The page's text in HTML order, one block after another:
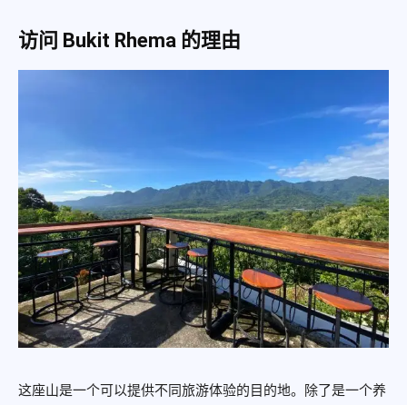
访问 Bukit Rhema 的理由
这座山是一个可以提供不同旅游体验的目的地。除了是一个养